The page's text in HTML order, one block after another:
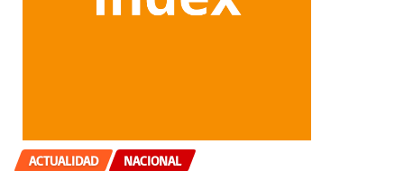
ACTUALIDAD NACIONAL